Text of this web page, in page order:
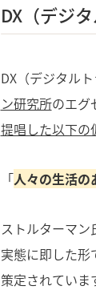
DX（デジ
DX（デジタル
ン研究所のエグ
提唱した以下の
「人々の生活の
ストルターマ
実態に即した形
策定されていま